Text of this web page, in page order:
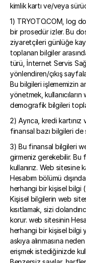
kimlik kartı ve/veya
1) TRYOTO.COM, log
bir prosedür izler. Bu
ziyaretçileri günlüğe
toplanan bilgiler
türü, İnternet Servis
yönlendiren/çıkış
Bu bilgileri işlememizin
yönetmek,
demografik bilgileri
2) Ayrıca, kredi
finansal bazı bilgileri
3) Bu finansal bilgileri
girmeniz gerekebilir. Bu
kullanırız. Web
Hesabım bölümü
herhangi bir kişisel bilgi
Kişisel bilgilerin web
kısıtlamak, sizi
korur. web sitesinin
herhangi bir kişisel bilgi
askıya alınmasına
erişmek istediğinizde